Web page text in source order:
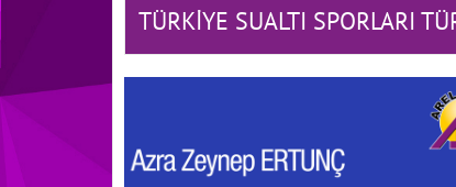
TÜRKİYE SUALTI SPORLARI